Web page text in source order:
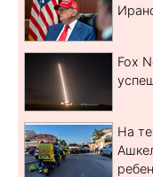
Fox
На